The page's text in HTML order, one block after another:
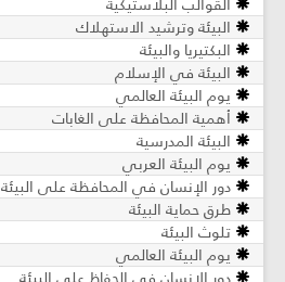
البيئة وترشيد الاستهلاك
البكتيريا والبيئة
البيئة في الإسلام
يوم البيئة العالمي
أهمية المحافظة على الغابات
البيئة المدرسية
يوم البيئة العربي
دور الإنسان في المحافظة على البيئة
طرق حماية البيئة
تلوث البيئة
يوم البيئة العالمي